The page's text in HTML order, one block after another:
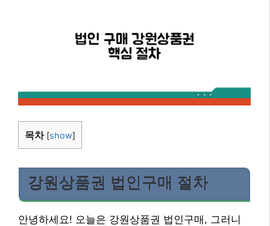
목차 [show]
강원상품권 법인구매 절차
안녕하세요! 오늘은 강원상품권 법인구매, 그러니